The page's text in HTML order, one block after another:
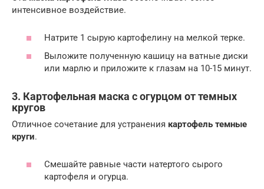
интенсивное воздействие.
Натрите 1 сырую картофелину на мелкой терке.
Выложите полученную кашицу на ватные диски
или марлю и приложите к глазам на 10-15 минут.
3. Картофельная маска с огурцом от темных
кругов
Отличное сочетание для устранения картофель темные
круги.
Смешайте равные части натертого сырого
картофеля и огурца.